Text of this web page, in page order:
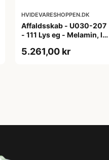
HVIDEVARESHOPPEN.DK
Affaldsskab - U030-207
- 111 Lys eg - Melamin, lys
5.261,00 kr